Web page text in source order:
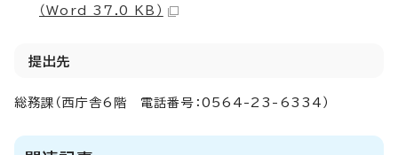
（Word 37.0 KB）
提出先
総務課（西庁舎6階 電話番号：0564-23-6334）